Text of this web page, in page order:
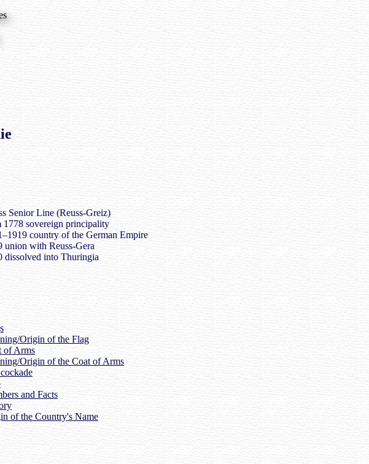
Senior Line (Reuss-Greiz)
1778 sovereign principality
country of the German Empire
union with Reuss-Gera
dissolved into Thuringia
Origin of the Flag
of Arms
Origin of the Coat of Arms
and Facts
of the Country's Name